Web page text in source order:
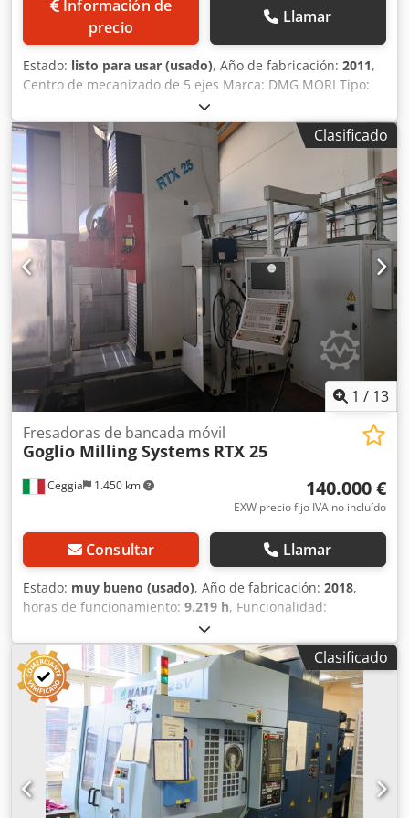
Información de
precio
Llamar
Estado: listo para usar (usado), Año de fabricación: 2011,
Centro de mecanizado de 5 ejes Marca: DMG MORI Tipo:
DMU 50 Año: 2011 Control numérico: Heidenhain iTNC530
Equipado con: Plato giratorio integrado, diámetro 630 x
500 mm / 300 kg Husillo de 13 kW – 10.000 rpm Cambio de
herramientas de 16 posiciones Palpador 3D Sistema de
ajuste rápido 3D Palpador de herramientas Pistola de
refrigeración Mando electrónico Transportador de virutas
Dkjdjzgca Dspfx Akbjr Especificaciones: Superficie de la
mesa: 630 x 500 mm Recorrido del eje X: 500 mm Recorrido
del eje Y: 420 mm Recorrido del eje Z: 400 mm Eje B:
-5/+110° Eje C: 360.000° Velocidad del husillo: 20 - 10.000
rpm Potencia del husillo: 13 kW Cono del husillo: SK 40
Avance rápido XYZ: 24 m/min Dimensiones de la máquina
con transportador: 4670 x 2350 x A 2750 mm Peso
aproximado: 4.680 kg
Clasificado
1 / 13
Ceggia 1.450 km
Fresadoras de bancada móvil
Goglio Milling Systems RTX 25
140.000 €
EXW precio fijo IVA no incluído
Consultar Llamar
Estado: muy bueno (usado), Año de fabricación: 2018,
horas de funcionamiento: 9.219 h, Funcionalidad:
, número de máquina/vehículo:
2730218, recorrido eje X:2.500 mm, recorrido del eje Y:
1.700 mm, recorrido del eje Z:1.500 mm, fabricante de
controles:Heidenhaim, modelo de controlador:
HAIDENAIN TNC 530 HSC, altura total: 4.070 mm, longitud
total:6.800 mm, ancho total:6.500 mm, ancho de la mesa:
1.300 mm, longitud de la mesa:1.800 mm, carga de la
mesa:6.000 kg, peso total:19.000 kg, velocidad del
cabezal (máx.):3.500 rpm, horas de funcionamiento del
husillo: 9.219 h , número de ranuras del almacén de
Clasificado